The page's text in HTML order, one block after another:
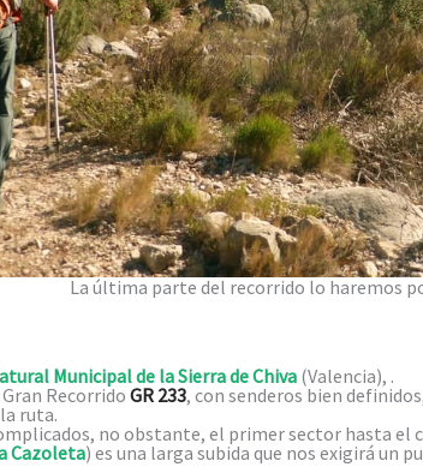
La última parte del recorrido lo haremos
Municipal de la Sierra de Chiva(Valencia), .
Recorrido GR 233, con senderos bien
ruta.
no obstante, el primer sector hasta el
Cazoleta) es una larga subida que nos exigirá un